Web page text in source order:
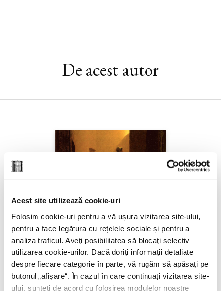
Acest site utilizează cookie-uri
Folosim cookie-uri pentru a vă ușura vizitarea site-ului,
pentru a face legătura cu rețelele sociale și pentru a
analiza traficul. Aveți posibilitatea să blocați selectiv
utilizarea cookie-urilor. Dacă doriți informații detaliate
despre fiecare categorie în parte, vă rugăm să apăsați pe
butonul „ afișare“. În cazul în care continuați vizitarea site-
ului, sunteți de acord cu folosirea modulelor noastre
De acest autor